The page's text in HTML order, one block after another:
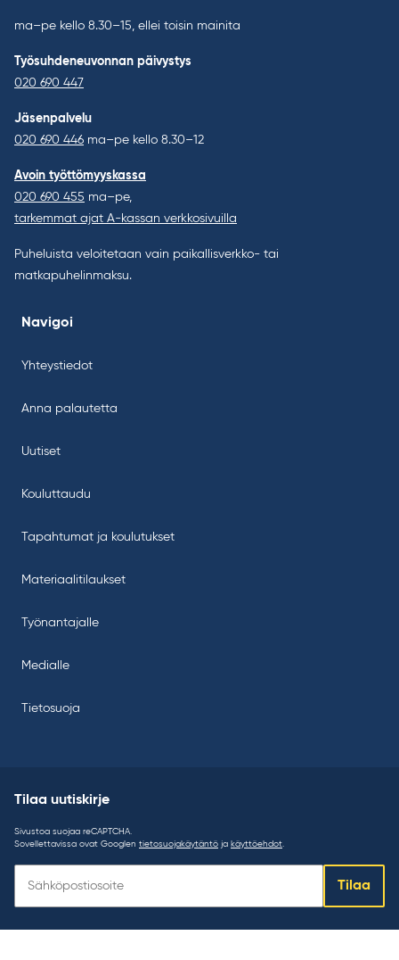
ma–pe kello 8.30–15, ellei toisin mainita
Työsuhdeneuvonnan päivystys
020 690 447
Jäsenpalvelu
020 690 446 ma–pe kello 8.30–12
Avoin työttömyyskassa
020 690 455 ma–pe,
tarkemmat ajat A-kassan verkkosivuilla
Puheluista veloitetaan vain paikallisverkko- tai
matkapuhelinmaksu.
Navigoi
Yhteystiedot
Anna palautetta
Uutiset
Kouluttaudu
Tapahtumat ja koulutukset
Materiaalitilaukset
Työnantajalle
Medialle
Tietosuoja
Tilaa uutiskirje
Sivustoa suojaa reCAPTCHA.
Sovellettavissa ovat Googlen tietosuojakäytäntö ja käyttöehdot.
uutiskirje:
Tilaa